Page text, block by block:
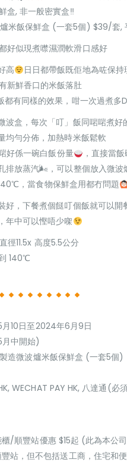
盒, 非一般密實盒‼
米飯保鮮盒 (一套5個) $39/套,
好似現煮噤濕潤軟滑口感好
高
日日都帶飯既佢地為咗保
新鮮香口的米飯落肚
有同樣的效果，咁一次過煮多
波盒，每次「叮」飯同啱啱煮好
均勻分佈，加熱時米飯鬆軟
好係一碗白飯份量
，直接當
排放蒸汽🌬，可以整個放入微
，當食物保鮮盒用都冇問題
好，下餐煮個餸叮個飯就可以開
年中可以慳唔少㗎
徑11.5x 高度5.5公分
140℃
10日至2024年6月9日
中開始)
造微波爐米飯保鮮盒 (一套5個)
WECHAT PAY HK, 八達通(必
櫃/順豐站優惠 $15起 (此為本公
站，但不包括送工商，住宅和